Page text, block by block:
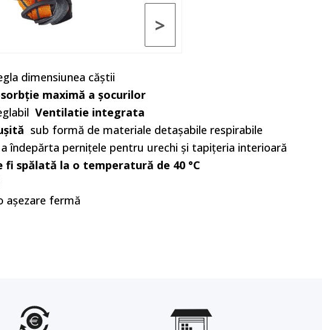
>
dimensiunea căștii
maximă a șocurilor
Ventilatie integrata
sub formă de materiale detașabile respirabile
îndepărta pernițele pentru urechi și tapițeria interioară
spălată la o temperatură de 40 °C
așezare fermă